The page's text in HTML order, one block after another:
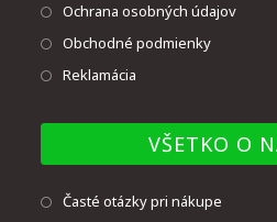
Ochrana osobných údajov
Obchodné podmienky
Reklamácia
VŠETKO O
Časté otázky pri nákupe